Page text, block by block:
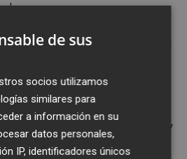
de compra.
en numerosas ferias y
sus productos han
innovación y calidad.
con otras marcas y
ediciones limitadas y
lo que ha ampliado
de sus
socios utilizamos
similares para
a información en su
datos personales,
IP, identificadores únicos